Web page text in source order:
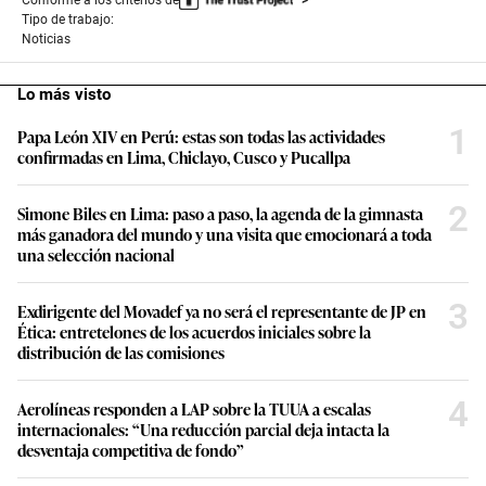
Tipo de trabajo:
Noticias
Lo más visto
Papa León XIV en Perú: estas son todas las actividades
confirmadas en Lima, Chiclayo, Cusco y Pucallpa
1
Simone Biles en Lima: paso a paso, la agenda de la gimnasta
más ganadora del mundo y una visita que emocionará a toda
una selección nacional
2
Exdirigente del Movadef ya no será el representante de JP en
Ética: entretelones de los acuerdos iniciales sobre la
distribución de las comisiones
3
Aerolíneas responden a LAP sobre la TUUA a escalas
internacionales: “Una reducción parcial deja intacta la
desventaja competitiva de fondo”
4